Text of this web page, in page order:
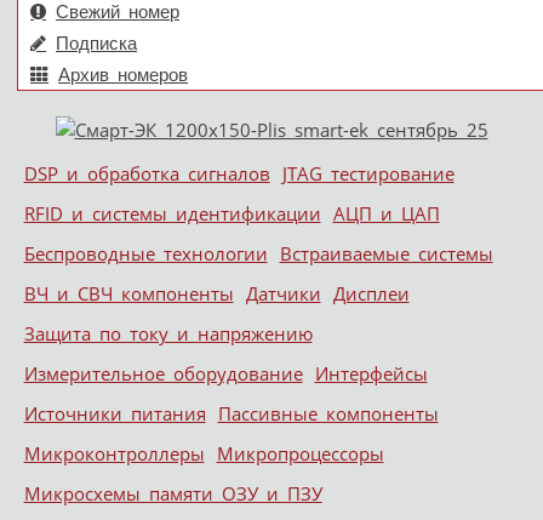
Свежий номер
Подписка
Архив номеров
Меню
Skip to content
DSP и обработка сигналов JTAG тестирование
RFID и системы идентификации АЦП и ЦАП
Беспроводные технологии Встраиваемые системы
ВЧ и СВЧ компоненты Датчики Дисплеи
Защита по току и напряжению
Измерительное оборудование Интерфейсы
Источники питания Пассивные компоненты
Микроконтроллеры Микропроцессоры
Микросхемы памяти ОЗУ и ПЗУ